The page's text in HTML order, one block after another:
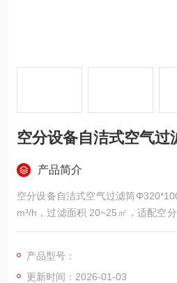
空分设备自洁式空气
产品简介
空分设备自洁式空气过滤筒
m³/h，过滤面积 20~25㎡，适配空
自洁脉冲反吹设计大幅延长使用寿
产品型号：
更新时间：2026-01-03